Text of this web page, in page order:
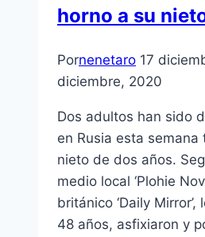
horno a su
Pornenetaro 17
diciembre, 2020
Dos adultos han sido
en Rusia esta semana
nieto de dos años.
medio local ‘Plohie
británico ‘Daily
48 años, asfixiaron y